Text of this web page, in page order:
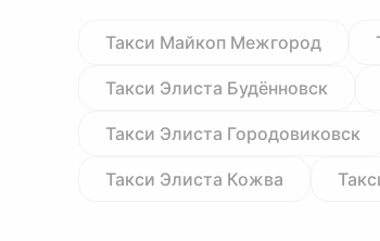
Такси Майкоп Межгород
Такси Элиста Будённовск
Такси Элиста Городовиковск
Такси Элиста Кожва